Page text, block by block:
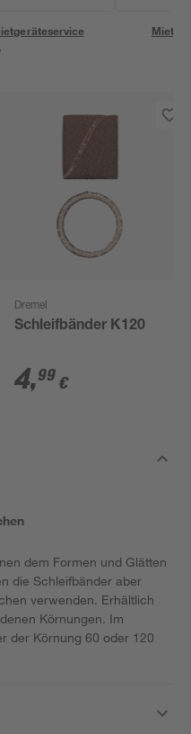
Dremel
Schleifbänder K120
4,99 €
dem Formen und Glätten
die Schleifbänder aber
verwenden. Erhältlich
Körnungen. Im
der Körnung 60 oder 120